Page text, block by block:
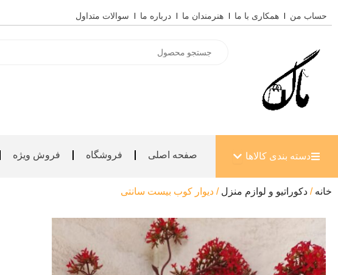
به
حساب من همکاری با ما هنرمندان ما درباره ما سوالات متداول
search
دسته بندی کالاها باز کردن دسته بندی کالاها
صفحه اصلی فروشگاه فروش ویژه
خانه / دکوراتیو و لوازم منزل / دیوار کوب بیست سانتی